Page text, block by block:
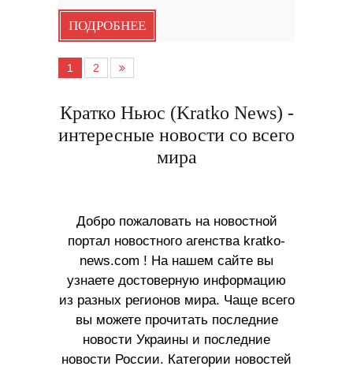
ПОДРОБНЕЕ
1 2
Кратко Ньюс (Kratko News) -
интересные новости со всего
мира
Добро пожаловать на новостной
портал новостного агенства kratko-
news.com ! На нашем сайте вы
узнаете достоверную информацию
из разных регионов мира. Чаще всего
вы можете прочитать последние
новости Украины и последние
новости России. Категории новостей